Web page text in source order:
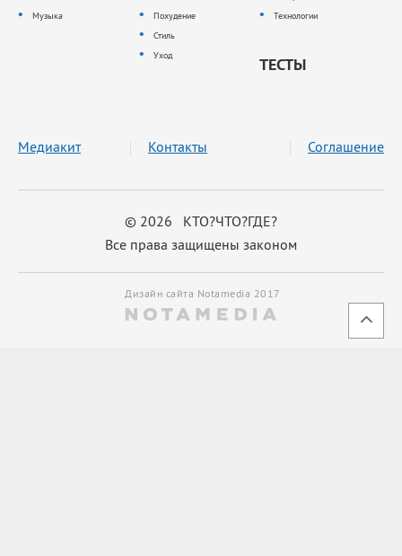
Музыка
Похудение
Стиль
Уход
Технологии
ТЕСТЫ
© 2026 КТО?ЧТО?ГДЕ?
Все права защищены законом
Медиакит Контакты Соглашение
Дизайн сайта Notamedia 2017